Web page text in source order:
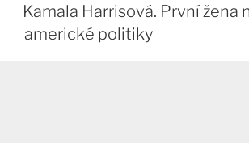
Kamala Harrisová. První žena
americké politiky